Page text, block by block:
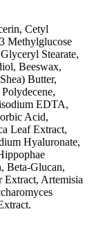
Cetyl
Methylglucose
Stearate,
Beeswax,
Butter,
EDTA,
Acid,
Leaf Extract,
Hyaluronate,
Beta-Glucan,
Artemisia